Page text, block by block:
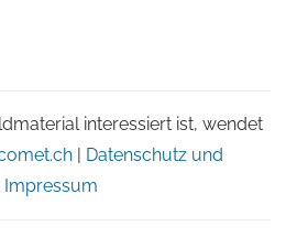
interessiert ist, wendet
| Datenschutz und
Impressum